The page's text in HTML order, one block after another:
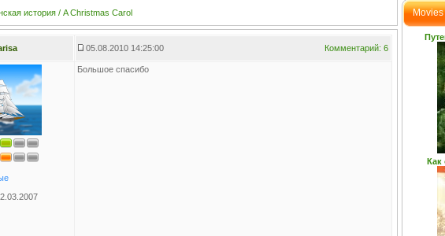
история / A Christmas Carol
05.08.2010 14:25:00 Комментарий: 6
Большое спасибо
Как